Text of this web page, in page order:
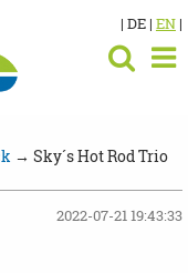
| DE | EN|
→ Sky´s Hot Rod Trio
2022-07-21 19:43:33